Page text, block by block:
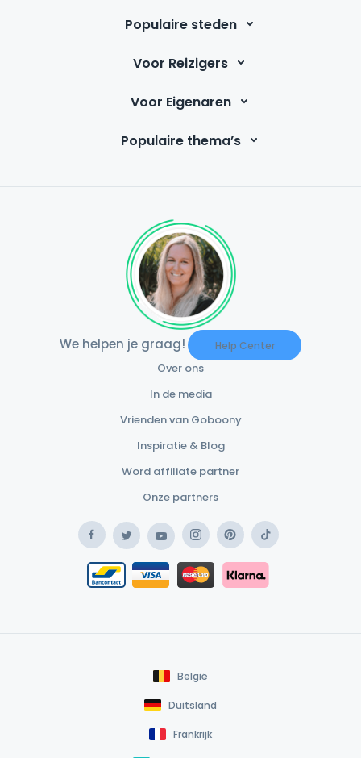
Populaire steden
Voor Reizigers
Voor Eigenaren
Populaire thema’s
We helpen je graag! Help Center
Over ons
In de media
Vrienden van Goboony
Inspiratie & Blog
Word affiliate partner
Onze partners
FacebookTwitterYouTubeInstagramPinterestTikTok
Bancontact / Mister Cash
Safe Payment Card
Safe Payment Klarna
België
Duitsland
Frankrijk